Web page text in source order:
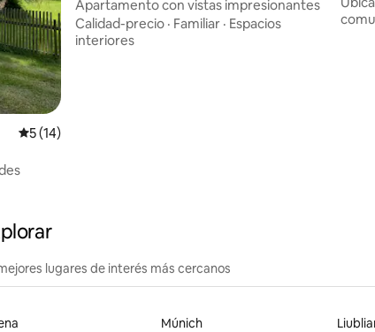
Calificación promedio: 5 de 5, 14 reseñas
5 (14)
Apartamento con vistas impresionantes
Calidad-precio · Familiar · Espacios
interiores
lugares de interés más cercanos
Múnich